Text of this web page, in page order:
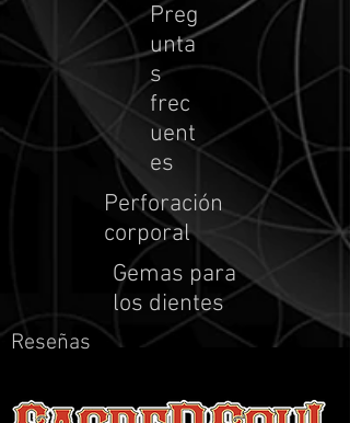
Preg
unta
s
frec
uent
es
Perforación
corporal
Gemas para
los dientes
Reseñas